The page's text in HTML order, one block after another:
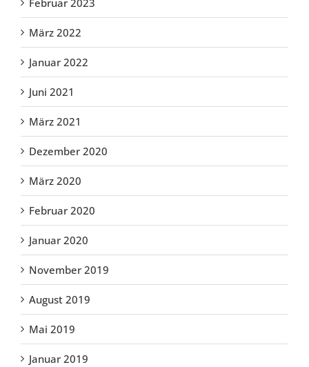
Februar 2023
März 2022
Januar 2022
Juni 2021
März 2021
Dezember 2020
März 2020
Februar 2020
Januar 2020
November 2019
August 2019
Mai 2019
Januar 2019